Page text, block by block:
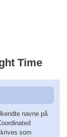
Time
navne på
som